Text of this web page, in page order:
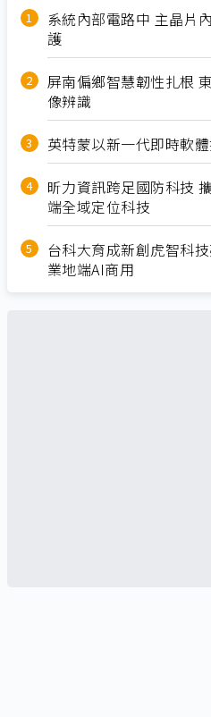
系統內部電路中 主晶片
護
屏南偏鄉智慧韌性扎根
像辨識
英特蒙以新一代即時軟
昕力資訊跨足國防科技
端全域定位科技
台科大育成新創虎智科
業地端AI商用